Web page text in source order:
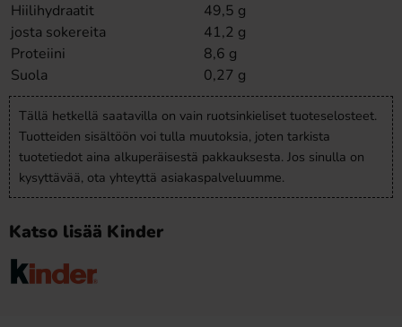
Hiilihydraatit
49,5 g
josta sokereita
41,2 g
Proteiini
8,6 g
Suola
0,27 g
Tällä hetkellä saatavilla on vain ruotsinkieliset tuoteselosteet.
Tuotteiden sisältöön voi tulla muutoksia, joten tarkista
tuotetiedot aina alkuperäisestä pakkauksesta. Jos sinulla on
kysyttävää, ota yhteyttä asiakaspalveluumme.
Katso lisää Kinder